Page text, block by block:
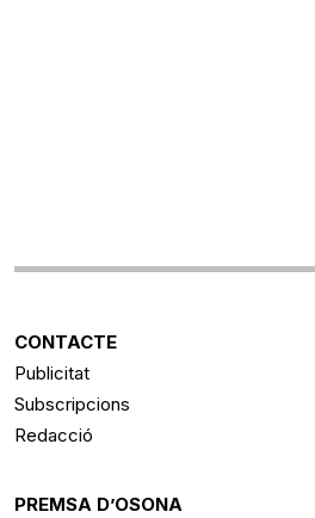
CONTACTE
Publicitat
Subscripcions
Redacció
PREMSA D’OSONA